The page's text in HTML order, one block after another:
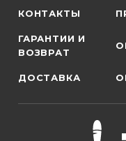
КОНТАКТЫ
ГАРАНТИИ И
ВОЗВРАТ
ДОСТАВКА